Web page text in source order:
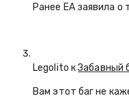
Ранее EA заявила
Legolito кЗабавный
Вам этот баг не